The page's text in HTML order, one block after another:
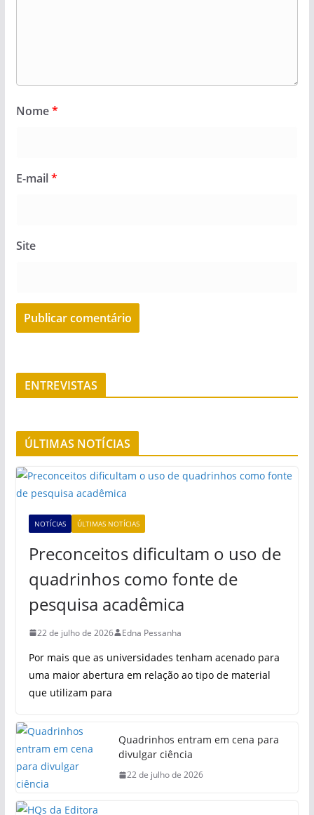
Nome*
E-mail*
Site
ENTREVISTAS
ÚLTIMAS NOTÍCIAS
NOTÍCIAS ÚLTIMAS NOTÍCIAS
Preconceitos dificultam o uso de
quadrinhos como fonte de
pesquisa acadêmica
22 de julho de 2026 Edna Pessanha
Por mais que as universidades tenham acenado para
uma maior abertura em relação ao tipo de material
que utilizam para
Quadrinhos entram em cena para
divulgar ciência
22 de julho de 2026